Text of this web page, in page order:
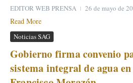
EDITOR WEB PRENSA 26 de mayo de
Read More
Noticias SAG
Gobierno firma convenio
sistema integral de agua